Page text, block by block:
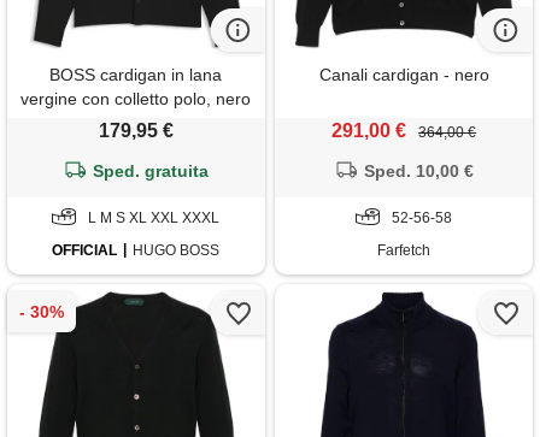
BOSS cardigan in lana
vergine con colletto polo, nero
179,95 €
Sped. gratuita
L M S XL XXL XXXL
OFFICIAL
HUGO BOSS
Canali cardigan - nero
291,00 € 364,00 €
Sped. 10,00 €
52-56-58
Farfetch